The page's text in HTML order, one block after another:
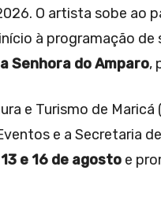
O artista sobe ao
à programação
Senhora do Amparo,
e Turismo de Maricá
e a Secretaria
13 e 16 de agosto e